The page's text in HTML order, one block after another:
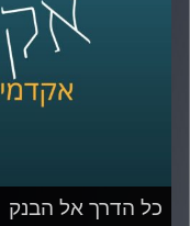
כל הדרך אל הבנק